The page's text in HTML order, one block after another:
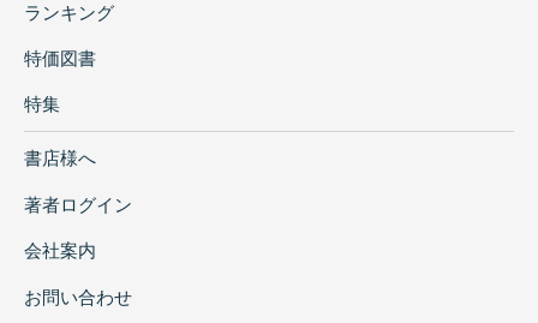
ランキング
特価図書
特集
書店様へ
著者ログイン
会社案内
お問い合わせ